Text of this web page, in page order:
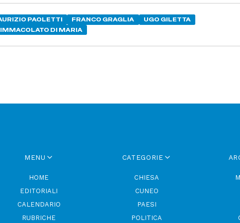
PAOLETTI FRANCO GRAGLIA
UGO GILETTA
DI MARIA
MENU
HOME
EDITORIALI
CALENDARIO
RUBRICHE
CATEGORIE
CHIESA
CUNEO
PAESI
POLITICA